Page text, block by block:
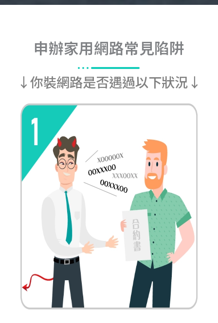
申辦家用網路常見陷阱
↓你裝網路是否遇過以下狀況↓